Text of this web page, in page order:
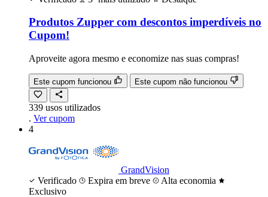
Produtos Zupper com descontos imperdíveis no
Cupom!
Aproveite agora mesmo e economize nas suas compras!
Este cupom funcionou Este cupom não funcionou
339 usos utilizados
. Ver cupom
4
GrandVision
Verificado
Expira em breve
Alta economia
Exclusivo